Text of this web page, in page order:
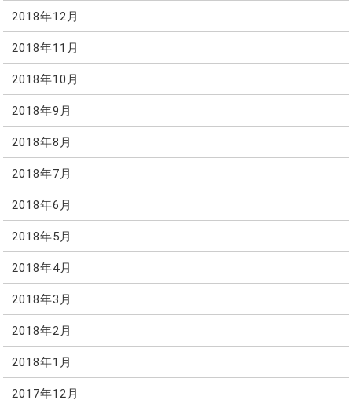
2018年12月
2018年11月
2018年10月
2018年9月
2018年8月
2018年7月
2018年6月
2018年5月
2018年4月
2018年3月
2018年2月
2018年1月
2017年12月